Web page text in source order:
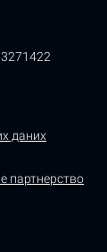
даних
партнерство